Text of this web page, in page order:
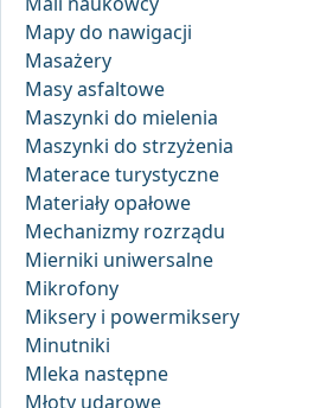
Mapy do nawigacji
Masażery
Masy asfaltowe
Maszynki do mielenia
Maszynki do strzyżenia
Materace turystyczne
Materiały opałowe
Mechanizmy rozrządu
Mierniki uniwersalne
Mikrofony
Miksery i powermiksery
Minutniki
Mleka następne
Młoty udarowe